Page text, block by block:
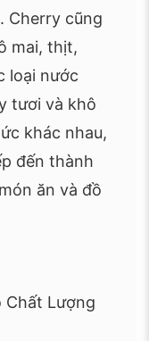
Cherry cũng
mai, thịt,
loại nước
tươi và khô
khác nhau,
đến thành
ăn và đồ
Chất Lượng